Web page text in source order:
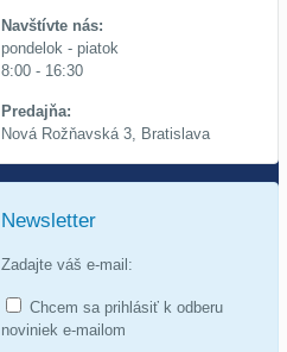
Navštívte nás:
pondelok - piatok
8:00 - 16:30
Predajňa:
Nová Rožňavská 3, Bratislava
Newsletter
Zadajte váš e-mail:
Chcem sa prihlásiť k odberu
noviniek e-mailom